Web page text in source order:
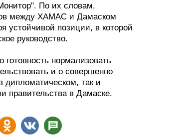
По их словам,
между ХАМАС и Дамаском
устойчивой позиции, в которой
руководство.
нормализовать
и о совершенно
дипломатическом, так и
правительства в Дамаске.